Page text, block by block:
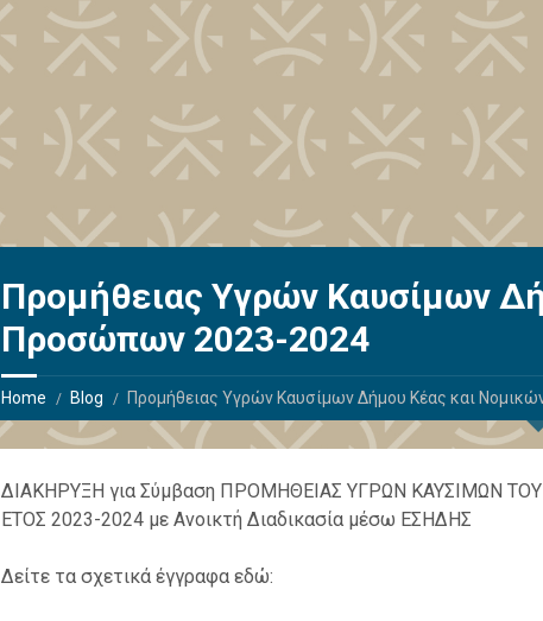
Προμήθειας Υγρών Καυσίμων
Προσώπων 2023-2024
Home Blog Προμήθειας Υγρών Καυσίμων Δήμου Κέας και
ΔΙΑΚΗΡΥΞΗ για Σύμβαση ΠΡΟΜΗΘΕΙΑΣ ΥΓΡΩΝ ΚΑΥΣΙΜΩΝ
ΕΤΟΣ 2023-2024 με Ανοικτή Διαδικασία μέσω ΕΣΗΔΗΣ
Δείτε τα σχετικά έγγραφα εδώ: